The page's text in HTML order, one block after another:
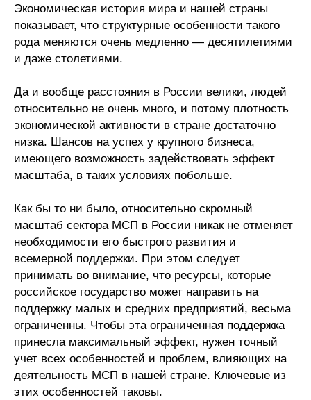
Экономическая история мира и нашей страны
показывает, что структурные особенности такого
рода меняются очень медленно — десятилетиями
и даже столетиями.
Да и вообще расстояния в России велики, людей
относительно не очень много, и потому плотность
экономической активности в стране достаточно
низка. Шансов на успех у крупного бизнеса,
имеющего возможность задействовать эффект
масштаба, в таких условиях побольше.
Как бы то ни было, относительно скромный
масштаб сектора МСП в России никак не отменяет
необходимости его быстрого развития и
всемерной поддержки. При этом следует
принимать во внимание, что ресурсы, которые
российское государство может направить на
поддержку малых и средних предприятий, весьма
ограниченны. Чтобы эта ограниченная поддержка
принесла максимальный эффект, нужен точный
учет всех особенностей и проблем, влияющих на
деятельность МСП в нашей стране. Ключевые из
этих особенностей таковы.